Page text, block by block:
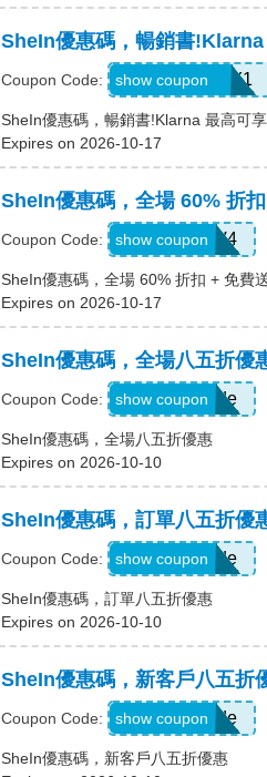
SheIn優惠碼，暢銷書
Coupon Code: KLARNAJULY1
show coupon
SheIn優惠碼，暢銷書!Klarna 最高可
Expires on 2026-10-17
SheIn優惠碼，全場 60% 折
Coupon Code: LS8V4
show coupon
SheIn優惠碼，全場 60% 折扣 + 免費
Expires on 2026-10-17
SheIn優惠碼，全場八五折優
Coupon Code: Show Code
show coupon
SheIn優惠碼，全場八五折優惠
Expires on 2026-10-10
SheIn優惠碼，訂單八五折優
Coupon Code: Show Code
show coupon
SheIn優惠碼，訂單八五折優惠
Expires on 2026-10-10
SheIn優惠碼，新客戶八五折
Coupon Code: Show Code
show coupon
SheIn優惠碼，新客戶八五折優惠